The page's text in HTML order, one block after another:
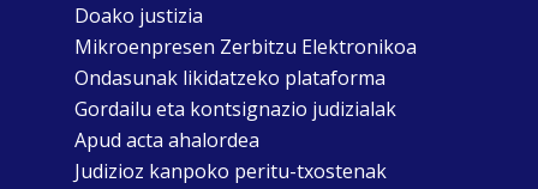
Doako justizia
Mikroenpresen Zerbitzu Elektronikoa
Ondasunak likidatzeko plataforma
Gordailu eta kontsignazio judizialak
Apud acta ahalordea
Judizioz kanpoko peritu-txostenak